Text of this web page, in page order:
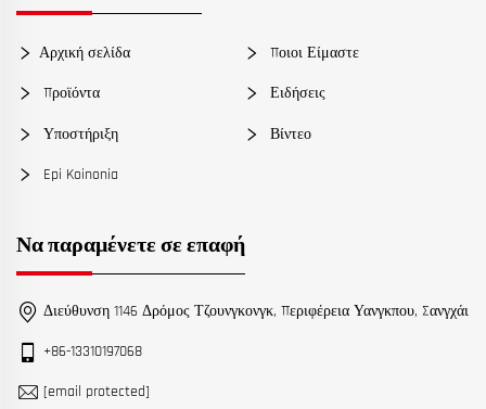
Αρχική σελίδα Ποιοι Είμαστε
Προϊόντα Ειδήσεις
Υποστήριξη Βίντεο
Epi Koinonia
Να παραμένετε σε επαφή
Διεύθυνση 1146 Δρόμος Τζουνγκονγκ, Περιφέρεια Υανγκπου, Σανγχάι
+86-13310197068
[email protected]